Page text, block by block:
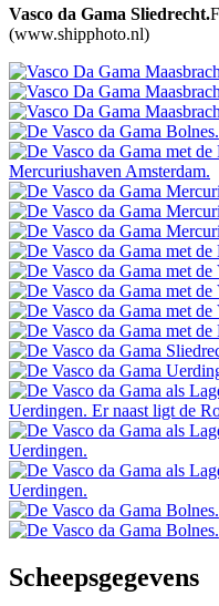
Vasco da Gama Sliedrecht.
(www.shipphoto.nl)
Scheepsgegevens